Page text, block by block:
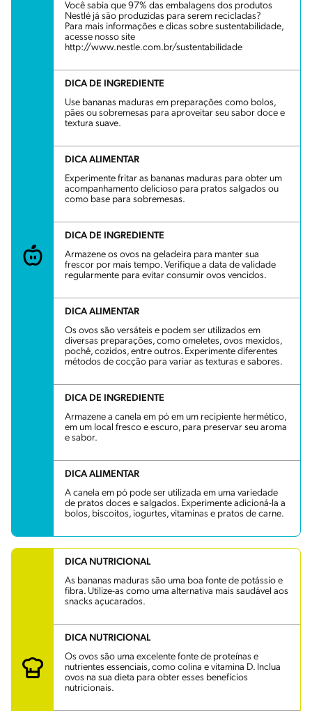
Você sabia que 97% das embalagens dos produtos
Nestlé já são produzidas para serem recicladas?
Para mais informações e dicas sobre sustentabilidade,
acesse nosso site
http://www.nestle.com.br/sustentabilidade
DICA DE INGREDIENTE
Use bananas maduras em preparações como bolos,
pães ou sobremesas para aproveitar seu sabor doce e
textura suave.
DICA ALIMENTAR
Experimente fritar as bananas maduras para obter um
acompanhamento delicioso para pratos salgados ou
como base para sobremesas.
DICA DE INGREDIENTE
Armazene os ovos na geladeira para manter sua
frescor por mais tempo. Verifique a data de validade
regularmente para evitar consumir ovos vencidos.
DICA ALIMENTAR
Os ovos são versáteis e podem ser utilizados em
diversas preparações, como omeletes, ovos mexidos,
pochê, cozidos, entre outros. Experimente diferentes
métodos de cocção para variar as texturas e sabores.
DICA DE INGREDIENTE
Armazene a canela em pó em um recipiente hermético,
em um local fresco e escuro, para preservar seu aroma
e sabor.
DICA ALIMENTAR
A canela em pó pode ser utilizada em uma variedade
de pratos doces e salgados. Experimente adicioná-la a
bolos, biscoitos, iogurtes, vitaminas e pratos de carne.
DICA NUTRICIONAL
As bananas maduras são uma boa fonte de potássio e
fibra. Utilize-as como uma alternativa mais saudável aos
snacks açucarados.
DICA NUTRICIONAL
Os ovos são uma excelente fonte de proteínas e
nutrientes essenciais, como colina e vitamina D. Inclua
ovos na sua dieta para obter esses benefícios
nutricionais.